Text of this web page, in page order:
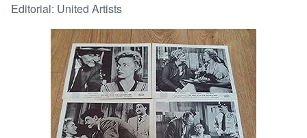
Colecciones
Libros antiguos
Arte y coleccionismo
Vendedores
Comenzar a vender
Editorial: United Artists